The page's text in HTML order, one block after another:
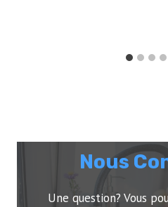
Nous
Une question? Vous